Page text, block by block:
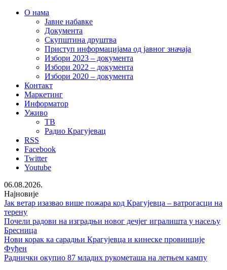
О нама
Јавне набавке
Документа
Скупштина друштва
Приступ информацијама од јавног значаја
Избори 2023 – документа
Избори 2022 – документа
Избори 2020 – документа
Контакт
Маркетинг
Информатор
Уживо
ТВ
Радио Крагујевац
RSS
Facebook
Twitter
Youtube
06.08.2026.
Најновије
Јак ветар изазвао више пожара код Крагујевца – ватрогасци на
терену
Почели радови на изградњи новог дечјег игралишта у насељу
Бресница
Нови корак ка сарадњи Крагујевца и кинеске провинције
Фуђен
Раднички окупио 87 младих рукометаша на летњем кампу